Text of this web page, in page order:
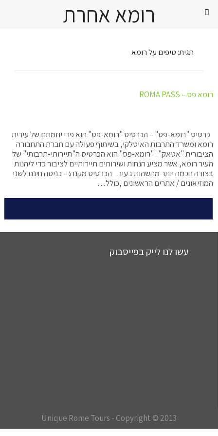
תגית:טיפים על רומא
רומא פס – ROMA PASS
כרטיס "רומא-פס" – הכרטיס "רומא-פס" הוא פרי יוזמתם של עירית
רומא ומשרד התרבות האיטלקי, בשיתוף פעולה עם חברת התחבורה
הציבורית "אטאק" . "רומא-פס" הוא הכרטיס ה"תיירותי-תרבותי" של
העיר רומא, אשר מציע הנחות ושירותים תיירותיים לציבור כדי ליהנות
בצורה חכמה יותר מהשהות בעיר. הכרטיס מקנה: – כניסה חינם לשני
המוזיאונים / אתרים הראשונים ,כולל…
עשו לנו לייק בפייסבוק
Unique Rome Tours - Copyright © 2013
רומא אחרת